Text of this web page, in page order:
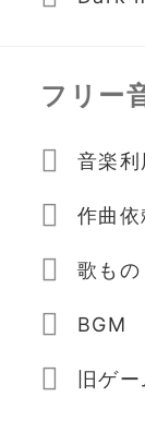
フリー
音楽
作曲依
歌もの
BGM
旧ゲ